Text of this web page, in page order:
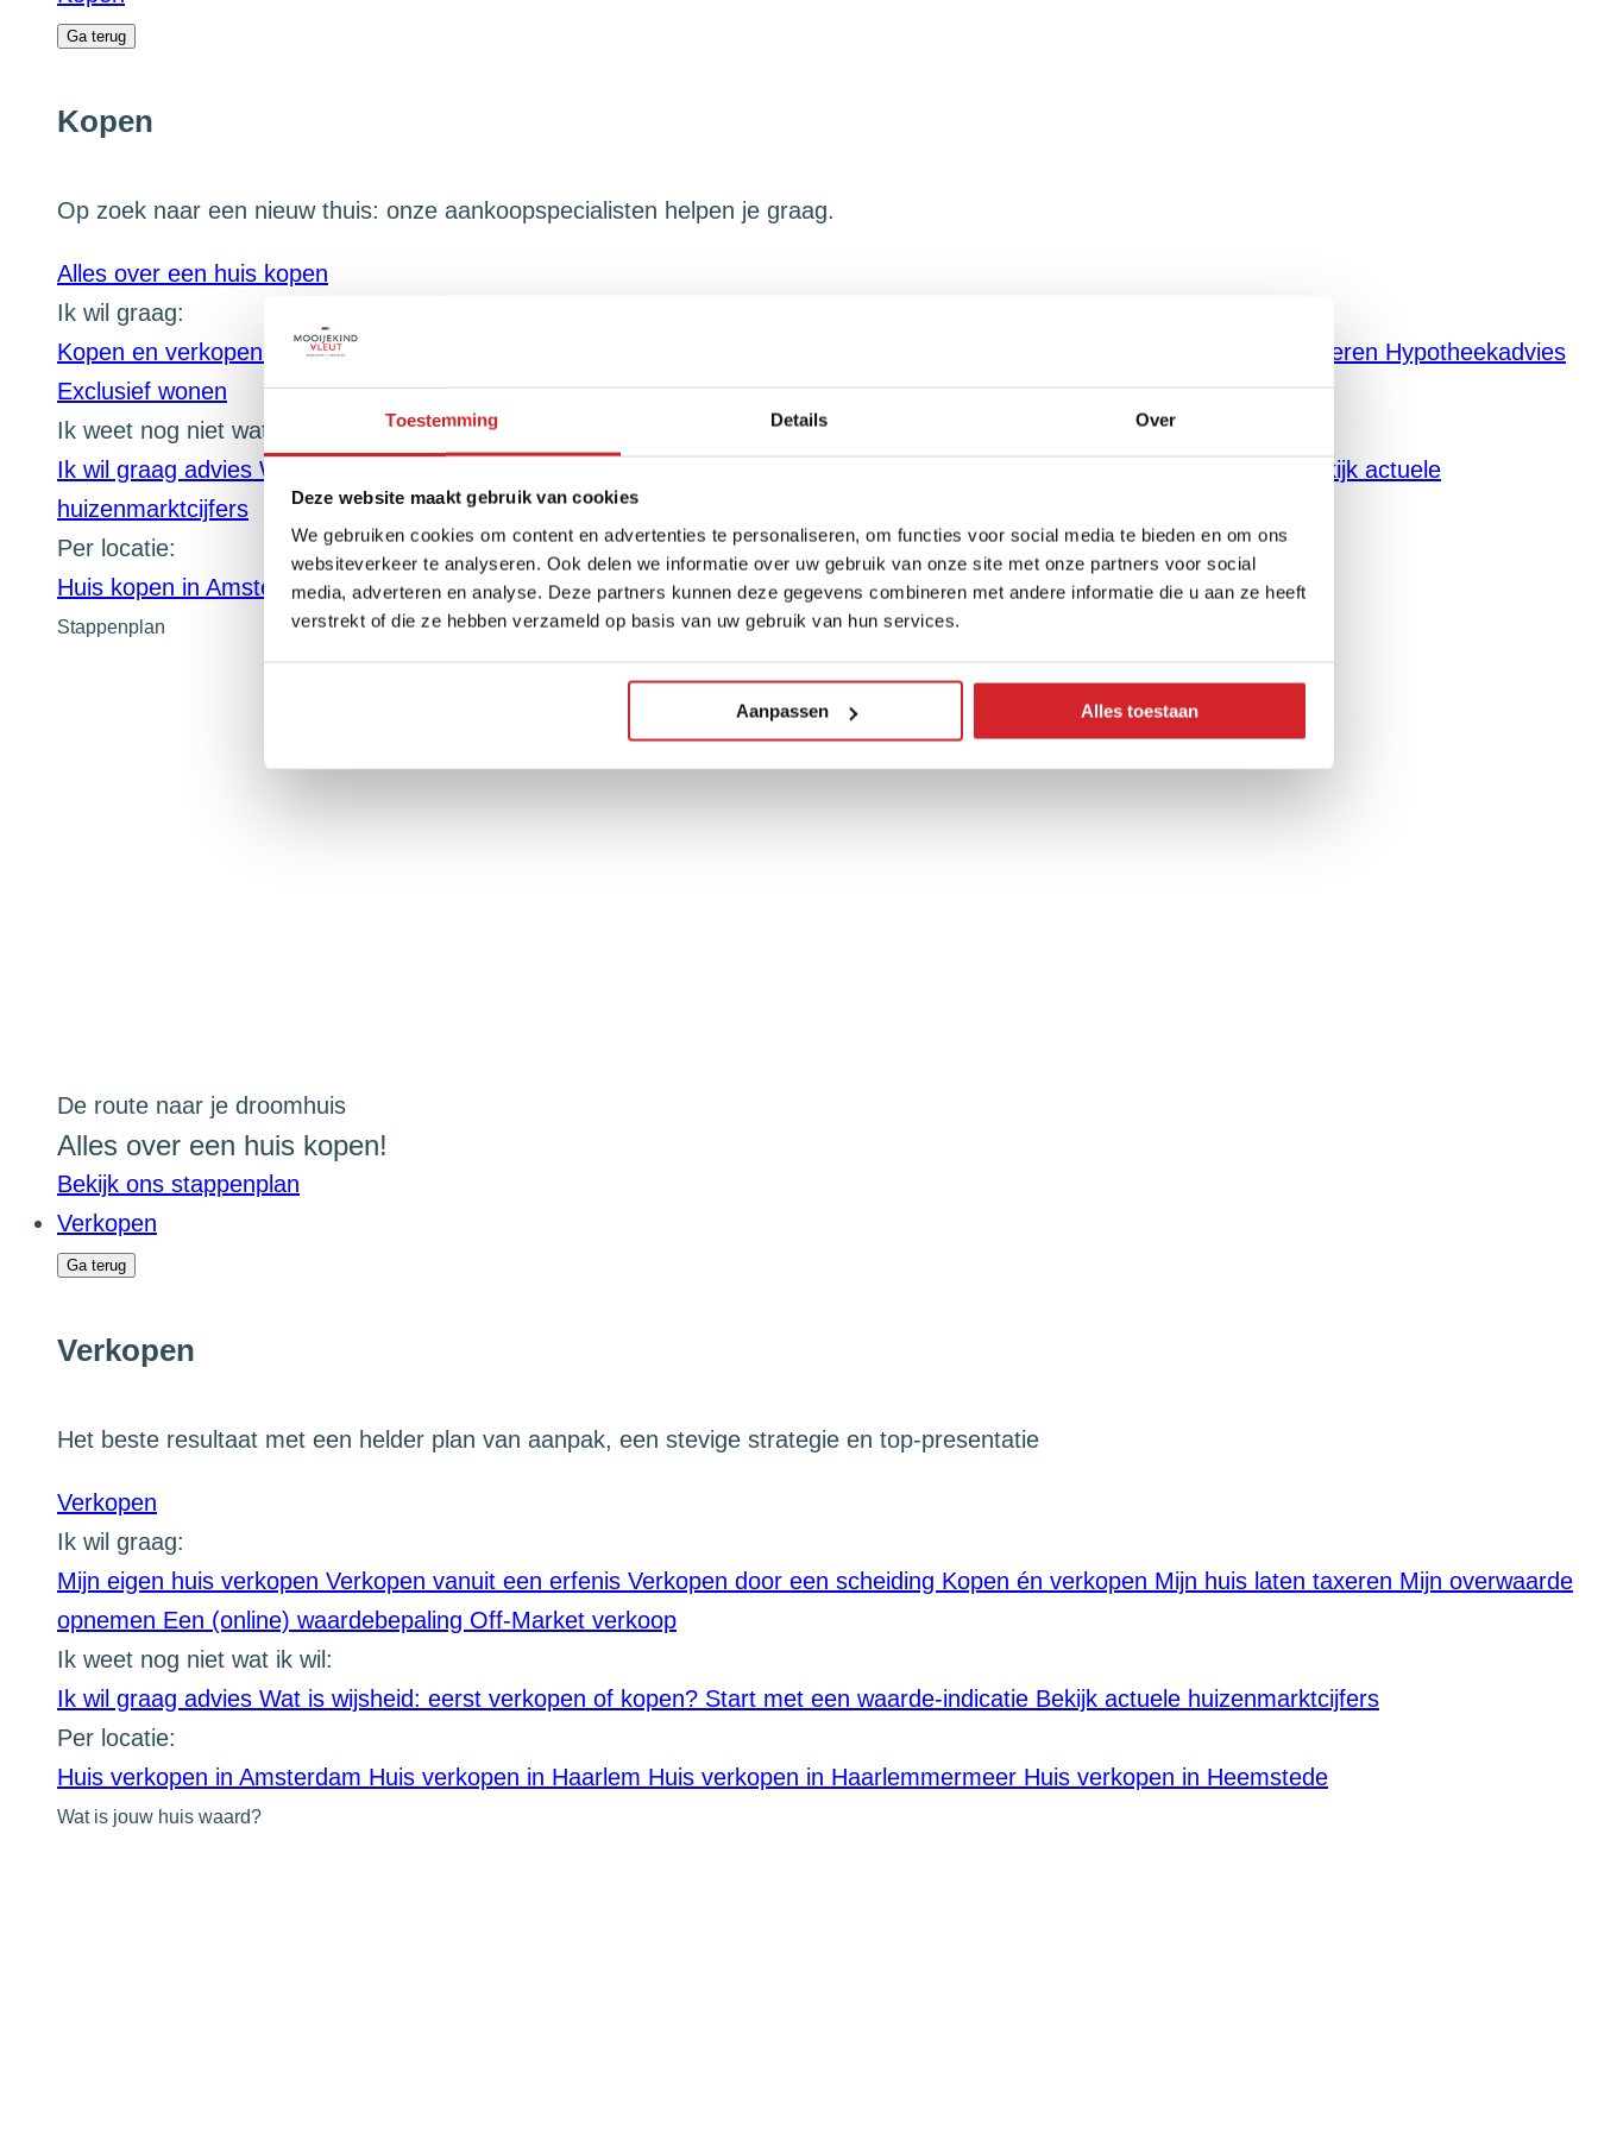
Toestemming Details Over
Deze website maakt gebruik van cookies
We gebruiken cookies om content en advertenties te personaliseren, om functies voor social media te bieden en om ons
websiteverkeer te analyseren. Ook delen we informatie over uw gebruik van onze site met onze partners voor social
media, adverteren en analyse. Deze partners kunnen deze gegevens combineren met andere informatie die u aan ze heeft
verstrekt of die ze hebben verzameld op basis van uw gebruik van hun services.
Aanpassen Alles toestaan
Ga terug
Kopen
Op zoek naar een nieuw thuis: onze aankoopspecialisten helpen je graag.
Alles over een huis kopen
Ik wil graag:
Kopen en verkopen
Kleiner wonen Mijn huis laten taxeren Hypotheekadvies
Exclusief wonen
Ik weet nog niet wat ik wil:
Ik wil graag advies Wat is wijsheid: eerst kopen of eerst verkopen?
Bekijk actuele
huizenmarktcijfers
Per locatie:
Huis kopen in AmsterdamHuis kopen in HaarlemHuis kopen in HaarlemmermeerHuis kopen in Heemstede-Aerdenhout
Stappenplan
De route naar je droomhuis
Alles over een huis kopen!
Bekijk ons stappenplan
Verkopen
Ga terug
Verkopen
Het beste resultaat met een helder plan van aanpak, een stevige strategie en top-presentatie
Verkopen
Ik wil graag:
Mijn eigen huis verkopen Verkopen vanuit een erfenis Verkopen door een scheiding Kopen én verkopen Mijn huis laten taxeren Mijn overwaarde
opnemen Een (online) waardebepaling Off-Market verkoop
Ik weet nog niet wat ik wil:
Ik wil graag advies Wat is wijsheid: eerst verkopen of kopen? Start met een waarde-indicatie Bekijk actuele huizenmarktcijfers
Per locatie:
Huis verkopen in Amsterdam Huis verkopen in Haarlem Huis verkopen in Haarlemmermeer Huis verkopen in Heemstede
Wat is jouw huis waard?